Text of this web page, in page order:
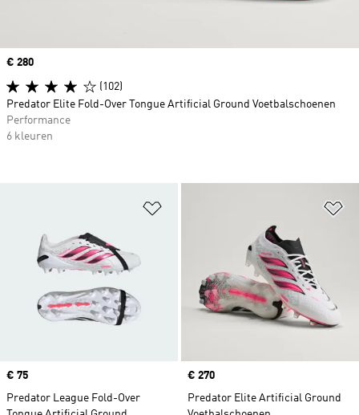
Price
€ 75
Predator League Fold-Over
Price
€ 270
Predator Elite Artificial Ground
Price
€ 280
(102)
Predator Elite Fold-Over Tongue Artificial Ground Voetbalschoenen
Performance
6 kleuren